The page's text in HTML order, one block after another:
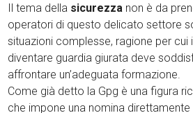
Il tema della sicurezza non è da
operatori di questo delicato settore
situazioni complesse, ragione per cui
diventare guardia giurata deve
affrontare un’adeguata formazione.
Come già detto la Gpg è una figura
che impone una nomina